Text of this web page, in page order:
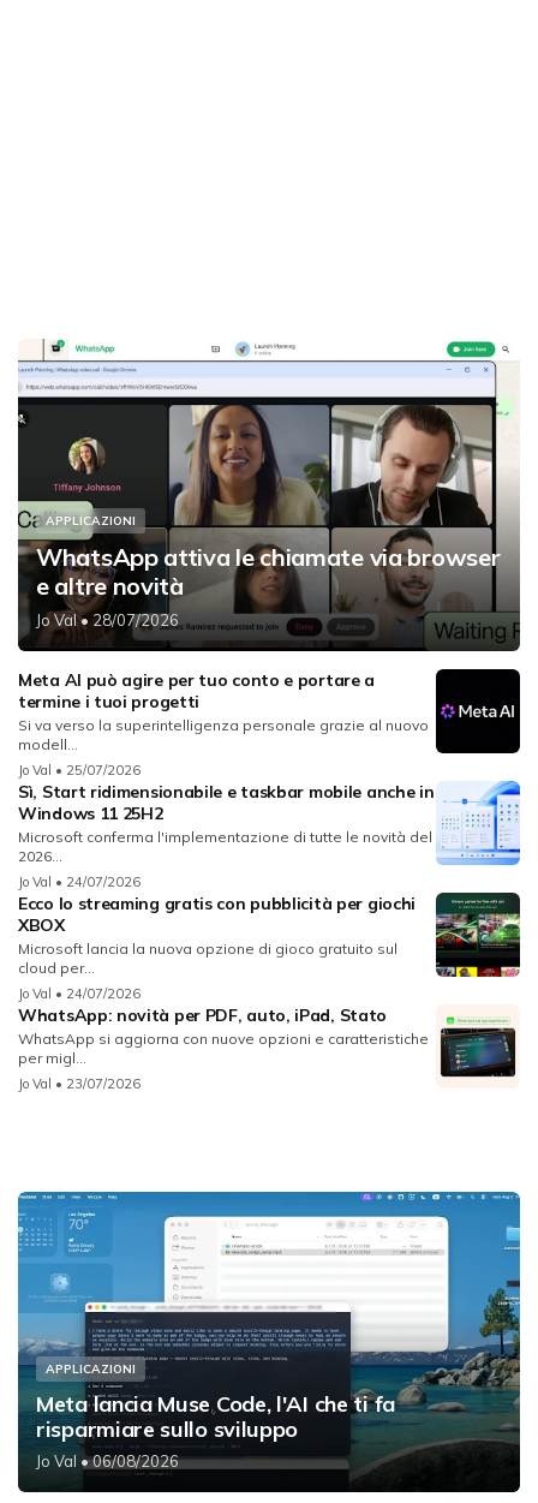
APPLICAZIONI
WhatsApp attiva le chiamate via browser
e altre novità
Jo Val• 28/07/2026
Meta AI può agire per tuo conto e portare a
termine i tuoi progetti
Si va verso la superintelligenza personale grazie al nuovo
modell...
Jo Val • 25/07/2026
Sì, Start ridimensionabile e taskbar mobile anche in
Windows 11 25H2
Microsoft conferma l'implementazione di tutte le novità del
2026...
Jo Val • 24/07/2026
Ecco lo streaming gratis con pubblicità per giochi
XBOX
Microsoft lancia la nuova opzione di gioco gratuito sul
cloud per...
Jo Val • 24/07/2026
WhatsApp: novità per PDF, auto, iPad, Stato
WhatsApp si aggiorna con nuove opzioni e caratteristiche
per migl...
Jo Val • 23/07/2026
APPLICAZIONI
Meta lancia Muse Code, l'AI che ti fa
risparmiare sullo sviluppo
Jo Val • 06/08/2026